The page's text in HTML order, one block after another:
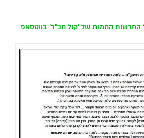
החדשות החמות של 'קול חב"ד' בווטסאפ